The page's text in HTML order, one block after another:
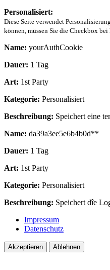
Personalisiert:
Diese Seite verwendet
können, müssen Sie die Checkbox bei
Name: yourAuthCookie
Dauer: 1 Tag
Art: 1st Party
Kategorie: Personalisiert
Beschreibung: Speichert eine
Name: da39a3ee5e6b4b0d**
Dauer: 1 Tag
Art: 1st Party
Kategorie: Personalisiert
Beschreibung: Speichert dîe
Impressum
Datenschutz
Akzeptieren Ablehnen